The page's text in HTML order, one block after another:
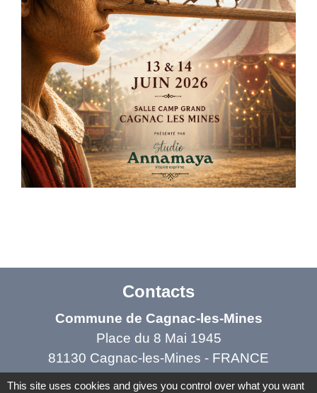
Contacts
Commune de Cagnac-les-Mines
Place du 8 Mai 1945
81130 Cagnac-les-Mines - FRANCE
This site uses cookies and gives you control over what you want